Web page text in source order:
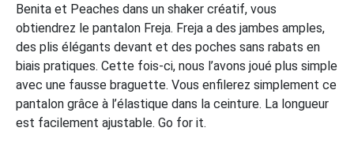
Benita et Peaches dans un shaker créatif, vous
obtiendrez le pantalon Freja. Freja a des jambes amples,
des plis élégants devant et des poches sans rabats en
biais pratiques. Cette fois-ci, nous l’avons joué plus simple
avec une fausse braguette. Vous enfilerez simplement ce
pantalon grâce à l’élastique dans la ceinture. La longueur
est facilement ajustable. Go for it.